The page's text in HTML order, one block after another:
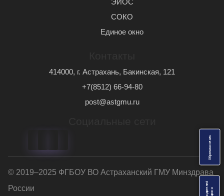
О
б
р
а
т
н
а
я
с
в
я
з
ь
СОКО
Единое окно
414000, г. Астрахань, Бакинская, 121
+7(8512) 66-94-80
post@astgmu.ru
© 2019–2025 ФГБОУ ВО Астраханский ГМУ Минздрава
России